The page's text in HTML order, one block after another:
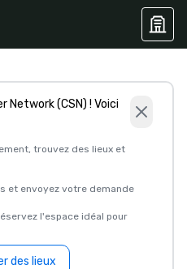
Network (CSN) ! Voici
trouvez des lieux et
et envoyez votre demande
l'espace idéal pour
des lieux